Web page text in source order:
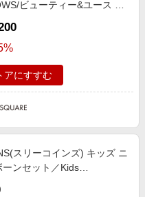
ビューティー&ユース ユ
＞U1906R スニーカー
26cm
アにすすむ
スリーコインズ) キッズ ニ
ーンセット／Kids